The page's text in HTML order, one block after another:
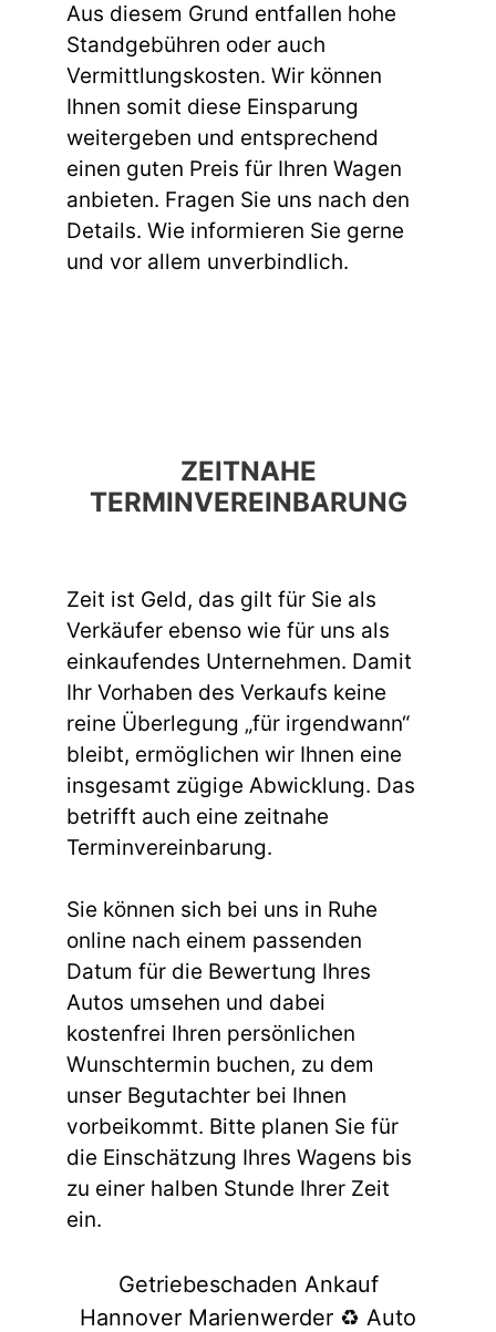
Aus diesem Grund entfallen hohe
Standgebühren oder auch
Vermittlungskosten. Wir können
Ihnen somit diese Einsparung
weitergeben und entsprechend
einen guten Preis für Ihren Wagen
anbieten. Fragen Sie uns nach den
Details. Wie informieren Sie gerne
und vor allem unverbindlich.
ZEITNAHE
TERMINVEREINBARUNG
Zeit ist Geld, das gilt für Sie als
Verkäufer ebenso wie für uns als
einkaufendes Unternehmen. Damit
Ihr Vorhaben des Verkaufs keine
reine Überlegung „für irgendwann“
bleibt, ermöglichen wir Ihnen eine
insgesamt zügige Abwicklung. Das
betrifft auch eine zeitnahe
Terminvereinbarung.
Sie können sich bei uns in Ruhe
online nach einem passenden
Datum für die Bewertung Ihres
Autos umsehen und dabei
kostenfrei Ihren persönlichen
Wunschtermin buchen, zu dem
unser Begutachter bei Ihnen
vorbeikommt. Bitte planen Sie für
die Einschätzung Ihres Wagens bis
zu einer halben Stunde Ihrer Zeit
ein.
Getriebeschaden Ankauf
Hannover Marienwerder ♻️ Auto